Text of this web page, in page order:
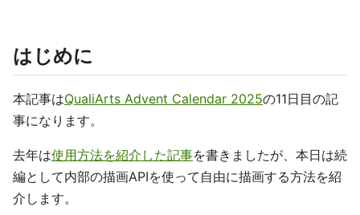
はじめに
本記事はQualiArts Advent Calendar 2025の11日目の記
事になります。
去年は使用方法を紹介した記事を書きましたが、本日は続
編として内部の描画APIを使って自由に描画する方法を紹
介します。